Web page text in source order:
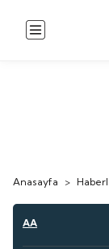
Anasayfa >
AA